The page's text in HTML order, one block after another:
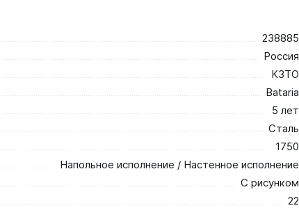
238885
Россия
КЗТО
Bataria
5 лет
Сталь
1750
Напольное исполнение / Настенное исполнение
С рисунком
22